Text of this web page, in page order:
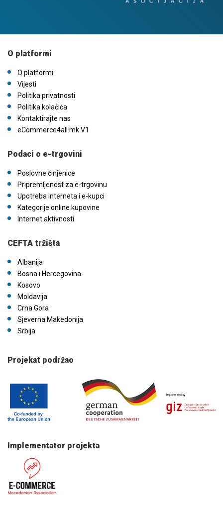
O platformi
O platformi
Vijesti
Politika privatnosti
Politika kolačića
Kontaktirajte nas
eCommerce4all.mk V1
Podaci o e-trgovini
Poslovne činjenice
Pripremljenost za e-trgovinu
Upotreba interneta i e-kupci
Kategorije online kupovine
Internet aktivnosti
CEFTA tržišta
Albanija
Bosna i Hercegovina
Kosovo
Moldavija
Crna Gora
Sjeverna Makedonija
Srbija
Projekat podržao
Implementator projekta